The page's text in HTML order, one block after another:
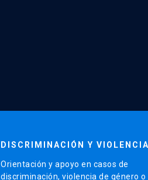
DISCRIMINACIÓN Y VIOLENCIA
Orientación y apoyo en casos de
discriminación, violencia de género o